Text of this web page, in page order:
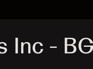
Inc -